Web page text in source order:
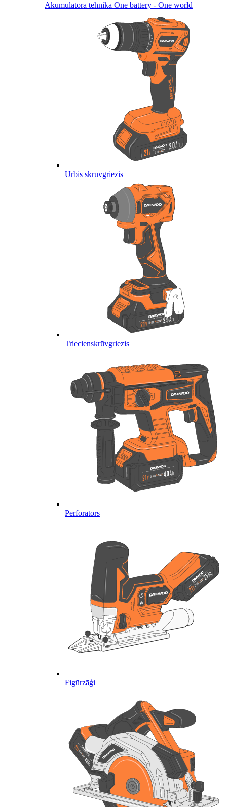
Akumulatora tehnika One battery - One world
Urbis skrūvgriezis
Triecienskrūvgriezis
Perforators
Figūrzāģi